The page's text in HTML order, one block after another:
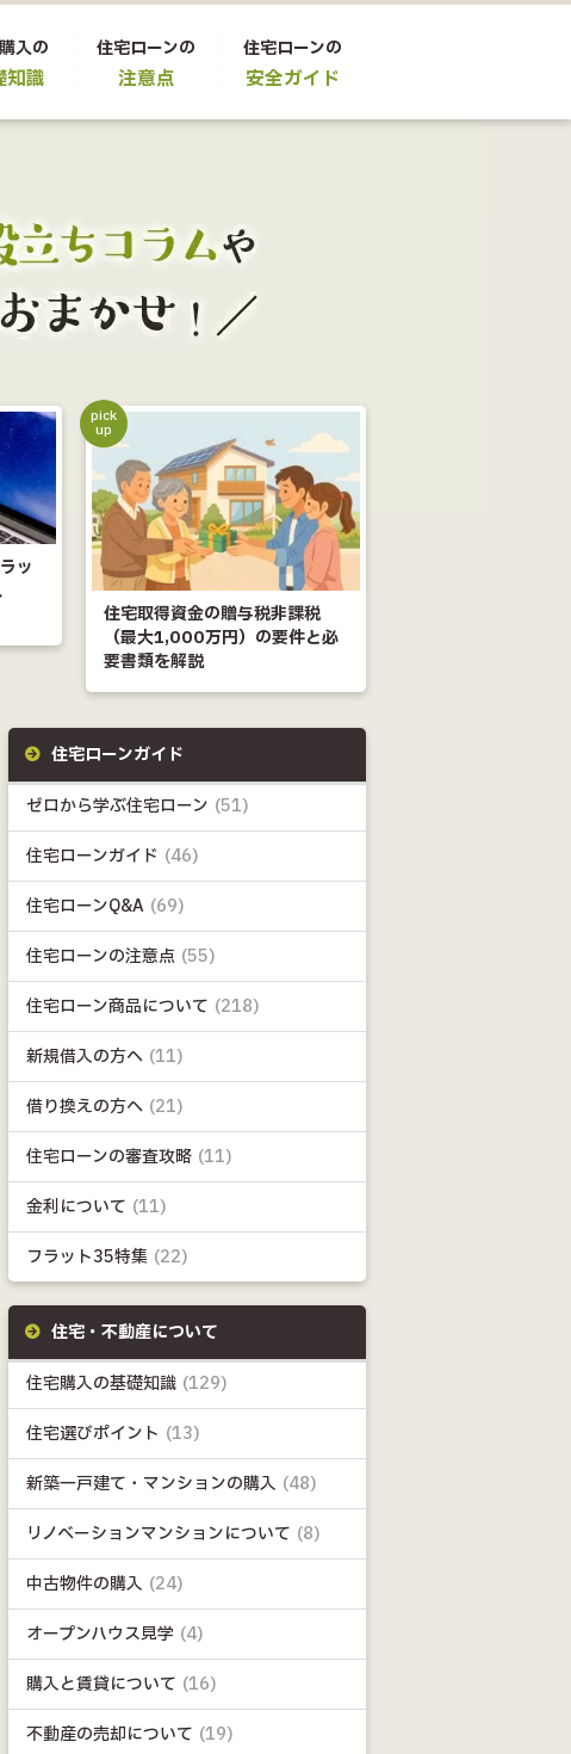
入の
知識
住宅ローンの
注意点
住宅ローンの
安全ガイド
ッ
住宅取得資金の贈与税非課税
（最大1,000万円）の要件と必
要書類を解説
住宅ローンガイド
ゼロから学ぶ住宅ローン (51)
住宅ローンガイド (46)
住宅ローンQ&A (69)
住宅ローンの注意点 (55)
住宅ローン商品について (218)
新規借入の方へ (11)
借り換えの方へ (21)
住宅ローンの審査攻略 (11)
金利について (11)
フラット35特集 (22)
住宅・不動産について
住宅購入の基礎知識 (129)
住宅選びポイント (13)
新築一戸建て・マンションの購入 (48)
リノベーションマンションについて (8)
中古物件の購入 (24)
オープンハウス見学 (4)
購入と賃貸について (16)
不動産の売却について (19)